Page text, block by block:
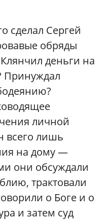
сделал Сергей
обряды
деньги на
Принуждал
личной
всего лишь
на дому —
они обсуждали
трактовали
о Боге и о
и затем суд